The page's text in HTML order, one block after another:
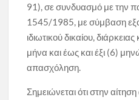
91), σε συνδυασμό με την
1545/1985, με σύμβαση
ιδιωτικού δικαίου,
μήνα και έως και έξι (6)
απασχόληση.
Σημειώνεται ότι στην αίτηση